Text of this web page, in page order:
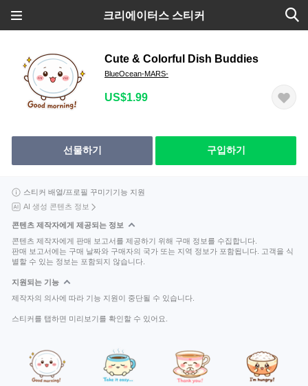
크리에이터스 스티커
Cute & Colorful Dish Buddies
BlueOcean-MARS-
US$1.99
선물하기 구입하기
스티커 배열/프로필 꾸미기기능 지원
AI 생성 콘텐츠 정보
콘텐츠 제작자에게 제공되는 정보
콘텐츠 제작자에게 판매 보고서를 제공하기 위해 구매 정보를 수집합니다.
판매 보고서에는 구매 날짜와 구매자의 국가 또는 지역 정보가 포함됩니다. 고객을 식
별할 수 있는 정보는 포함되지 않습니다.
지원되는 기능
제작자의 의사에 따라 기능 지원이 중단될 수 있습니다.
스티커를 탭하면 미리보기를 확인할 수 있어요.